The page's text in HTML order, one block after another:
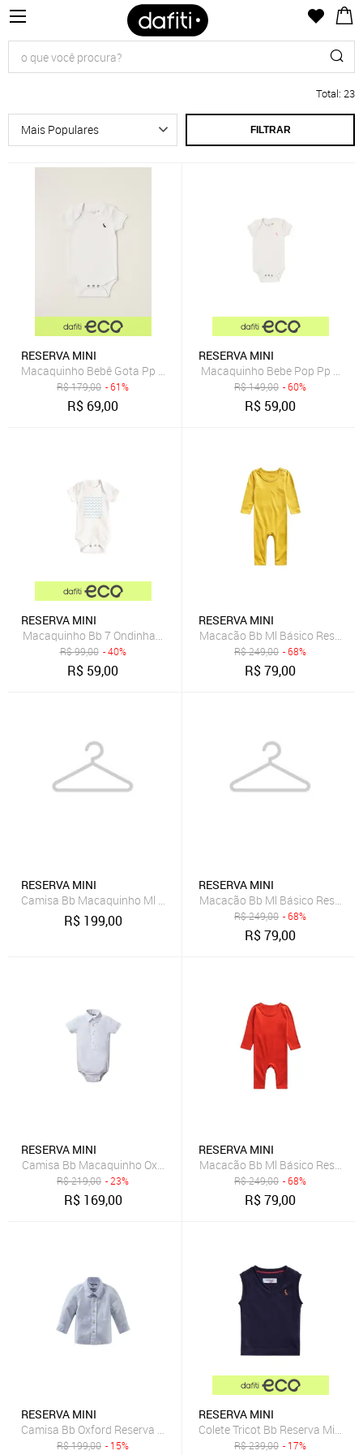
Total: 23
FILTRAR
RESERVA MINI
Macaquinho Bebê Gota Pp Bordado Reserva Mini
R$179,00 - 61%
R$ 69,00
RESERVA MINI
Macaquinho Bebe Pop Pp
R$149,00 - 60%
R$ 59,00
RESERVA MINI
Macaquinho Bb 7 Ondinhas Reserva Mini Branco
R$99,00 - 40%
R$ 59,00
RESERVA MINI
Macacão Bb Ml Básico Reserva
R$249,00 - 68%
R$79,00
RESERVA MINI
Camisa Bb Macaquinho Ml Jeans Reserva Mini Azul
R$ 199,00
RESERVA MINI
Macacão Bb Ml Básico Reserva
R$249,00 - 68%
R$79,00
RESERVA MINI
Camisa Bb Macaquinho Oxford Manga Curta Reserva Mini
R$219,00 - 23%
R$ 169,00
RESERVA MINI
Macacão Bb Ml Básico Reserva
R$249,00 - 68%
R$79,00
RESERVA MINI
Camisa Bb Oxford Reserva Mini
R$199,00 - 15%
RESERVA MINI
Colete Tricot Bb Reserva Mini
R$239,00 - 17%